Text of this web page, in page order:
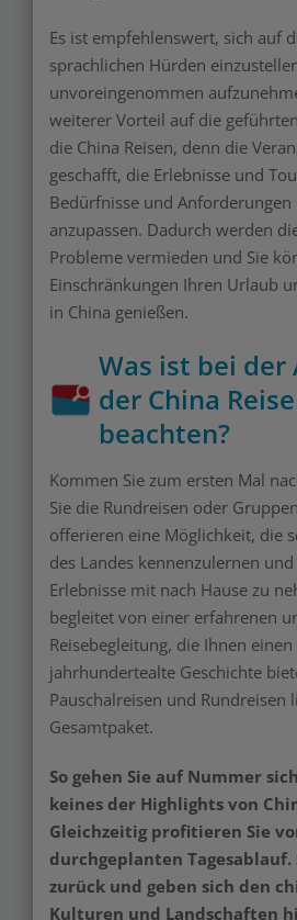
Es ist empfehlenswert, sich auf
sprachlichen Hürden
unvoreingenommen
weiterer Vorteil auf die
die China Reisen, denn die
geschafft, die Erlebnisse und
Bedürfnisse und
anzupassen. Dadurch werden
Probleme vermieden und Sie
Einschränkungen Ihren Urlaub
in China genießen.
Was ist bei der
der China
beachten?
Kommen Sie zum ersten Mal
Sie die Rundreisen oder
offerieren eine Möglichkeit, die
des Landes kennenzulernen
Erlebnisse mit nach Hause zu
begleitet von einer erfahrenen
Reisebegleitung, die Ihnen
jahrhundertealte Geschichte
Pauschalreisen und Rundreisen
Gesamtpaket.
So gehen Sie auf Nummer
keines der Highlights von
Gleichzeitig profitieren Sie
durchgeplanten Tagesablauf.
zurück und geben sich den
Kulturen und Landschaften